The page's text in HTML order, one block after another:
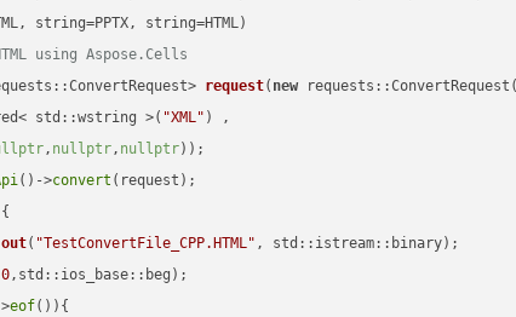
using Aspose.Cells
request( new requests::ConvertRequest(
std::wstring >(
"XML" ) ,
, nullptr, nullptr))
()->convert
out( "TestConvertFile_CPP.HTML" , std::istream::binary) ;
0,std::ios_base::beg);
eof()){